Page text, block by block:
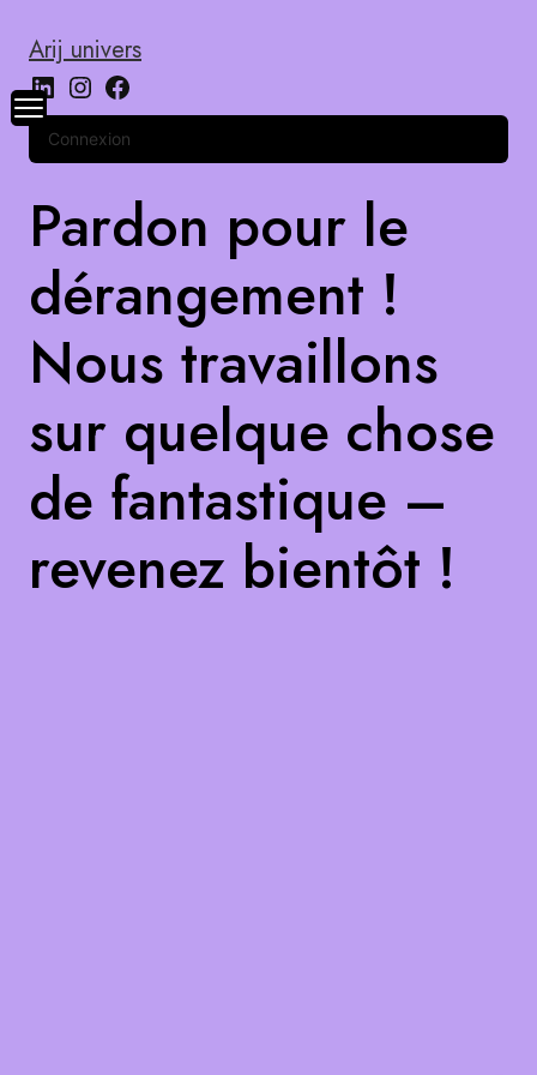
Arij univers
Connexion
Pardon pour le
dérangement !
Nous travaillons
sur quelque chose
de fantastique –
revenez bientôt !